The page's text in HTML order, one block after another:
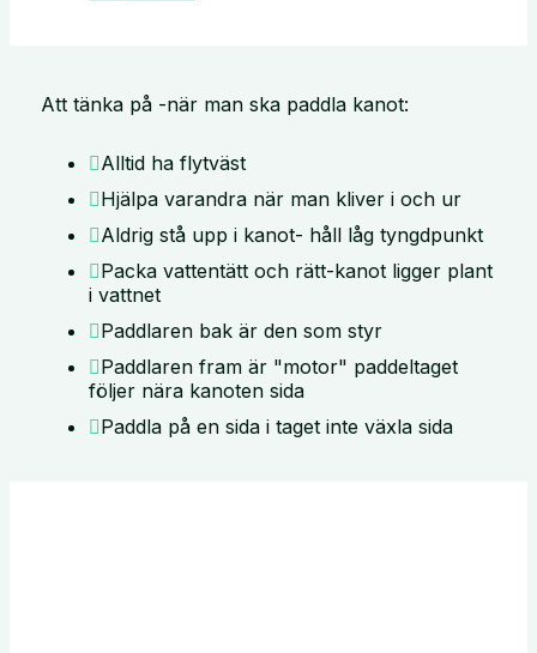
Att tänka på -när man ska paddla kanot:
Alltid ha flytväst
Hjälpa varandra när man kliver i och ur
Aldrig stå upp i kanot- håll låg tyngdpunkt
Packa vattentätt och rätt-kanot ligger plant
i vattnet
Paddlaren bak är den som styr
Paddlaren fram är "motor" paddeltaget
följer nära kanoten sida
Paddla på en sida i taget inte växla sida